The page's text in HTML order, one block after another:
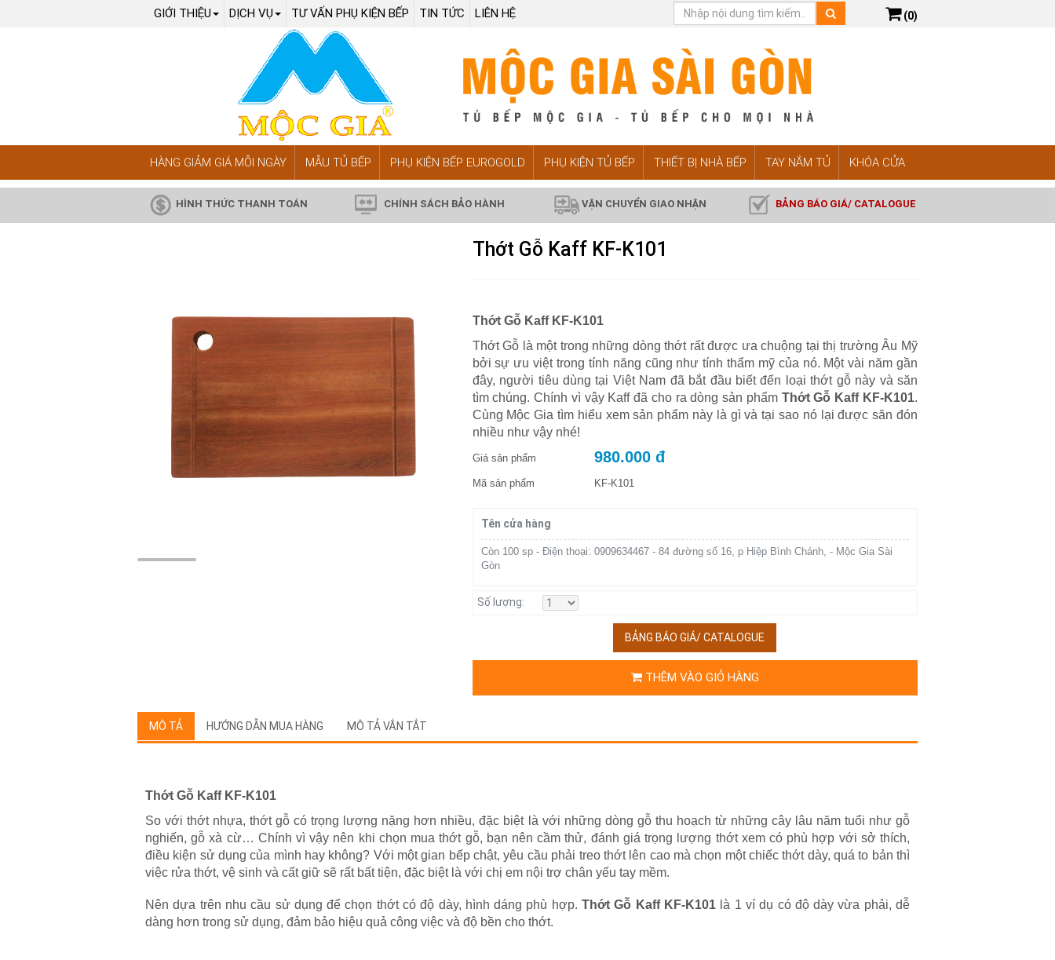
GIỚI THIỆU DỊCH VỤ TƯ VẤN PHỤ KIỆN BẾP TIN TỨC LIÊN HỆ (0)
HÀNG GIẢM GIÁ MỖI NGÀY MẪU TỦ BẾP PHỤ KIỆN BẾP EUROGOLD PHỤ KIỆN TỦ BẾP THIẾT BỊ NHÀ BẾP TAY NẮM TỦ KHÓA CỬA
HÌNH THỨC THANH TOÁN CHÍNH SÁCH BẢO HÀNH VẬN CHUYỂN GIAO NHẬN BẢNG BÁO GIÁ/ CATALOGUE
Thớt Gỗ Kaff KF-K101
Thớt Gỗ Kaff KF-K101
Thớt Gỗ là một trong những dòng thớt rất được ưa chuộng tại thị trường Âu Mỹ
bởi sự ưu việt trong tính năng cũng như tính thẩm mỹ của nó. Một vài năm gần
đây, người tiêu dùng tại Việt Nam đã bắt đầu biết đến loại thớt gỗ này và săn
tìm chúng. Chính vì vậy Kaff đã cho ra dòng sản phẩm Thớt Gỗ Kaff KF-K101.
Cùng Mộc Gia tìm hiểu xem sản phẩm này là gì và tại sao nó lại được săn đón
nhiều như vậy nhé!
Giá sản phẩm 980.000 đ
Mã sản phẩm KF-K101
Tên cửa hàng
Còn 100 sp - Điện thoại: 0909634467 - 84 đường số 16, p Hiệp Bình Chánh, - Mộc Gia Sài
Gòn
Số lượng:
BẢNG BÁO GIÁ/ CATALOGUE
THÊM VÀO GIỎ HÀNG
MÔ TẢ HƯỚNG DẪN MUA HÀNG MÔ TẢ VẮN TẮT
Thớt Gỗ Kaff KF-K101
So với thớt nhựa, thớt gỗ có trọng lượng nặng hơn nhiều, đặc biệt là với những dòng gỗ thu hoạch từ những cây lâu năm tuổi như gỗ
nghiến, gỗ xà cừ… Chính vì vậy nên khi chọn mua thớt gỗ, bạn nên cầm thử, đánh giá trọng lượng thớt xem có phù hợp với sở thích,
điều kiện sử dụng của mình hay không? Với một gian bếp chật, yêu cầu phải treo thớt lên cao mà chọn một chiếc thớt dày, quá to bản thì
việc rửa thớt, vệ sinh và cất giữ sẽ rất bất tiện, đặc biệt là với chị em nội trợ chân yếu tay mềm.
Nên dựa trên nhu cầu sử dụng để chọn thớt có độ dày, hình dáng phù hợp.Thớt Gỗ Kaff KF-K101 là 1 ví dụ có độ dày vừa phải, dễ
dàng hơn trong sử dụng, đảm bảo hiệu quả công việc và độ bền cho thớt.